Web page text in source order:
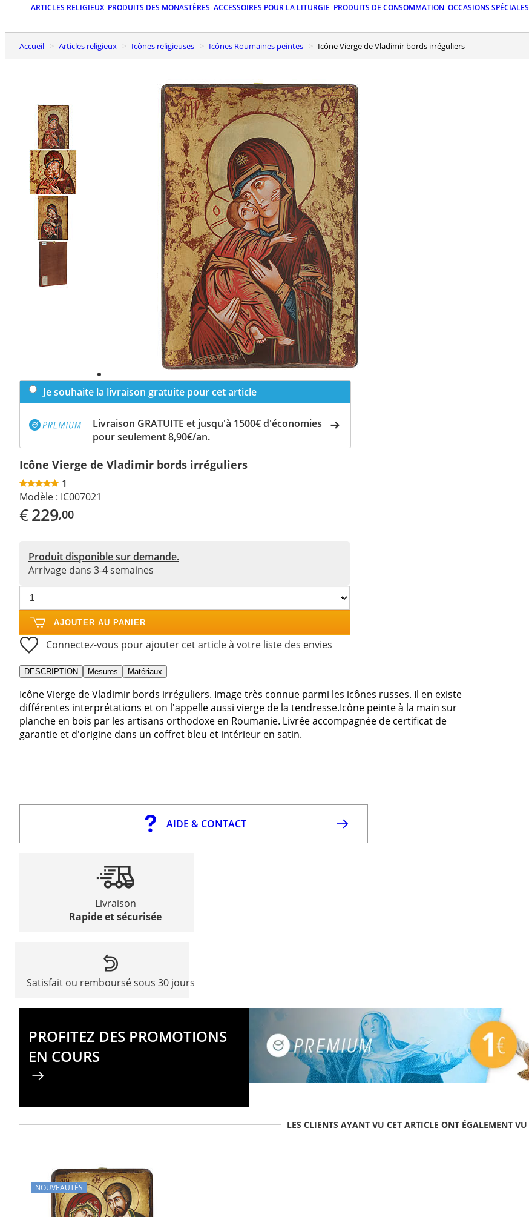
ARTICLES RELIGIEUX PRODUITS DES MONASTÈRES ACCESSOIRES POUR LA LITURGIE PRODUITS DE CONSOMMATION OCCASIONS SPÉCIALES
Accueil Articles religieux Icônes religieuses Icônes Roumaines peintes Icône Vierge de Vladimir bords irréguliers
Je souhaite la livraison gratuite pour cet article
Livraison GRATUITE et jusqu'à 1500€ d'économies
pour seulement 8,90€/an.
Icône Vierge de Vladimir bords irréguliers
1
Modèle : IC007021
€229,00
Produit disponible sur demande.
Arrivage dans 3-4 semaines
AJOUTER AU PANIER
Connectez-vous pour ajouter cet article à votre liste des envies
DESCRIPTION Mesures Matériaux
Icône Vierge de Vladimir bords irréguliers. Image très connue parmi les icônes russes. Il en existe
différentes interprétations et on l'appelle aussi vierge de la tendresse.Icône peinte à la main sur
planche en bois par les artisans orthodoxe en Roumanie. Livrée accompagnée de certificat de
garantie et d'origine dans un coffret bleu et intérieur en satin.
AIDE & CONTACT
Livraison
Rapide et sécurisée
Satisfait ou remboursé sous 30 jours
PROFITEZ DES PROMOTIONS
EN COURS
LES CLIENTS AYANT VU CET ARTICLE ONT ÉGALEMENT VU
NOUVEAUTÉS